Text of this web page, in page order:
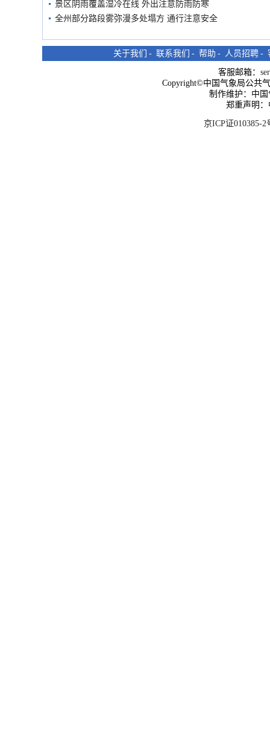
景区阴雨覆盖湿冷在线 外出注意防雨防寒
全州部分路段雾弥漫多处塌方 通行注意安全
关于我们 - 联系我们 - 帮助 - 人员招聘 -
客服邮箱：
Copyright©中国气象局公共
制作维护：中
郑重声明
京ICP证010385-2